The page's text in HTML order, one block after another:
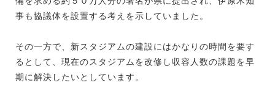
事も協議体を設置する考えを示していました。
その一方で、新スタジアムの建設にはかなりの時間を要す
るとして、現在のスタジアムを改修し収容人数の課題を早
期に解決したいとしています。